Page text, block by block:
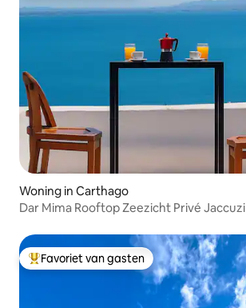
Woning in Carthago
Dar Mima Rooftop Zeezicht Privé Jaccuzi
Topfavoriet van gasten
Favoriet van gasten